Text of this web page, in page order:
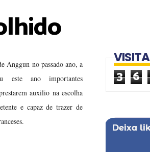
no passado ano, a
este ano importantes
auxilio na escolha
e capaz de trazer de
3 6